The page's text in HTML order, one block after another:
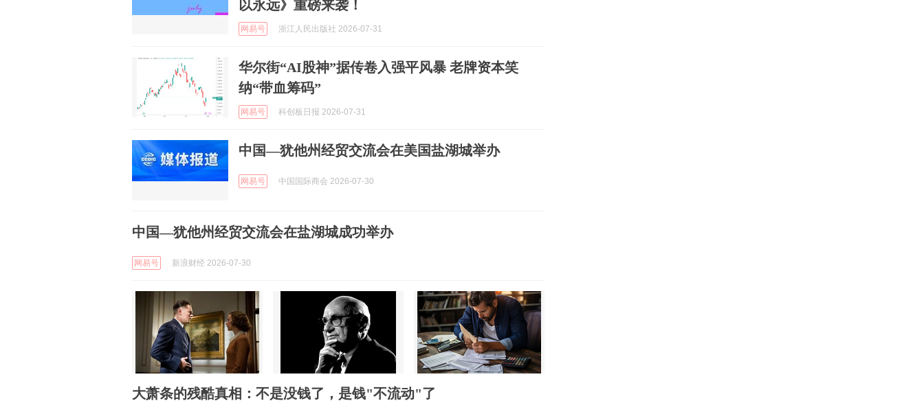
以永远》重磅来袭！
网易号 浙江人民出版社 2026-07-31
华尔街“AI股神”据传卷入强平风暴 老牌资本笑
纳“带血筹码”
网易号 科创板日报 2026-07-31
中国—犹他州经贸交流会在美国盐湖城举办
网易号 中国国际商会 2026-07-30
中国—犹他州经贸交流会在盐湖城成功举办
网易号 新浪财经 2026-07-30
大萧条的残酷真相：不是没钱了，是钱"不流动"了